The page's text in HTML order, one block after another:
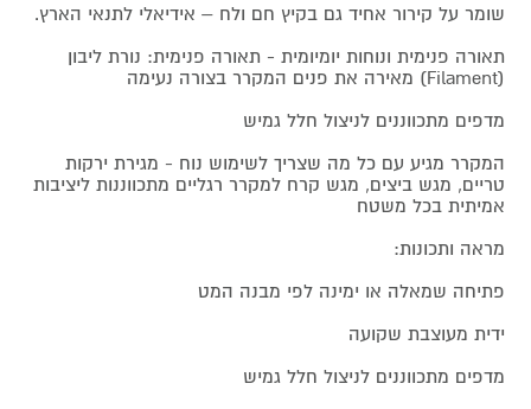
שומר על קירור אחיד גם בקיץ חם ולח – אידיאלי לתנאי הארץ.
תאורה פנימית ונוחות יומיומית - תאורה פנימית: נורת ליבון
(Filament) מאירה את פנים המקרר בצורה נעימה
מדפים מתכווננים לניצול חלל גמיש
המקרר מגיע עם כל מה שצריך לשימוש נוח - מגירת ירקות
טריים, מגש ביצים, מגש קרח למקרר רגליים מתכווננות ליציבות
אמיתית בכל משטח
מראה ותכונות:
פתיחה שמאלה או ימינה לפי מבנה המט
ידית מעוצבת שקועה
מדפים מתכווננים לניצול חלל גמיש